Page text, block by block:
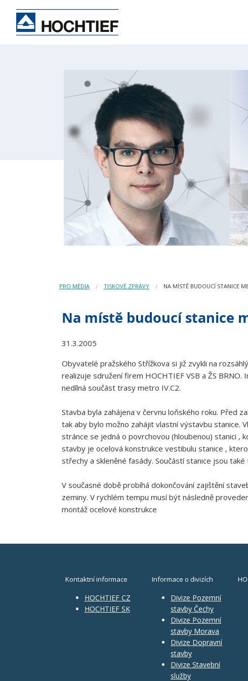
PRO MÉDIA TISKOVÉ ZPRÁVY NA MÍSTĚ BUDOUCÍ STANICE
Na místě budoucí stanice
31.3.2005
Obyvatelé pražského Střížkova si již zvykli na
realizuje sdružení firem HOCHTIEF VSB a ŽS
nedílná součást trasy metro IV.C2.
Stavba byla zahájena v červnu loňského roku. Před
tak aby bylo možno zahájit vlastní výstavbu stanice.
stránce se jedná o povrchovou (hloubenou) stanici ,
stavby je ocelová konstrukce vestibulu stanice ,
střechy a skleněné fasády. Součástí stanice jsou
V současné době probíhá dokončování zajištění
zeminy. V rychlém tempu musí být následně
montáž ocelové konstrukce
Kontaktní informace
HOCHTIEF CZ
HOCHTIEF SK
Informace o divizích
Divize Pozemní
stavby Čechy
Divize Pozemní
stavby Morava
Divize Dopravní
stavby
Divize Stavební
služby